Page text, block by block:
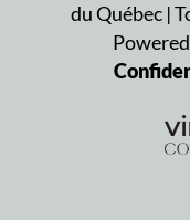
du Québec |